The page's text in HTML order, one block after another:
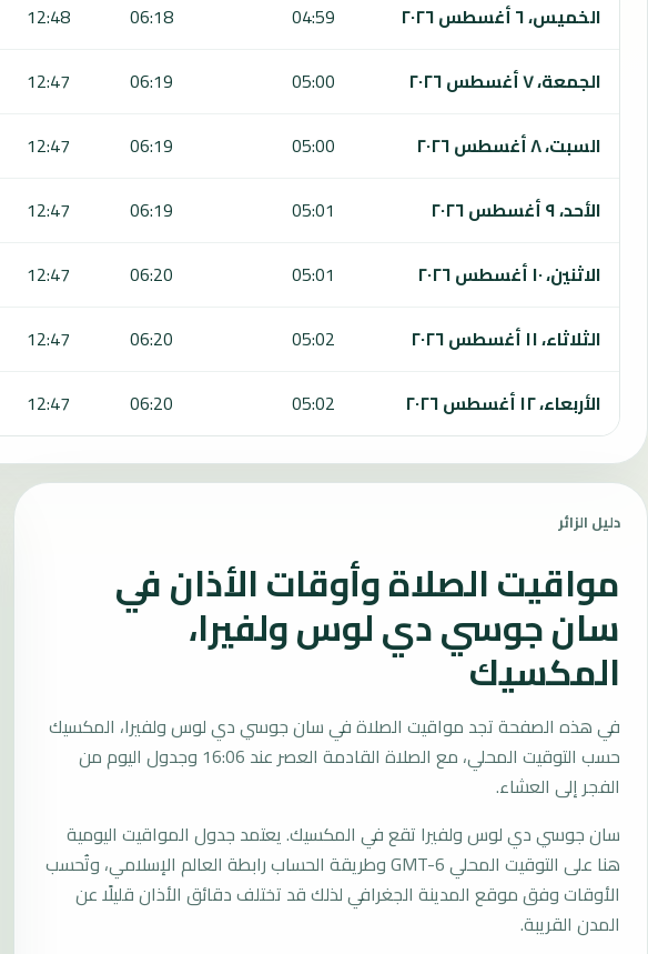
الخميس، ٦ أغسطس ٢٠٢٦ 04:59
06:18
12:48
الجمعة، ٧ أغسطس ٢٠٢٦
05:00
06:19
12:47
السبت، ٨ أغسطس ٢٠٢٦
05:00
06:19
12:47
الأحد، ٩ أغسطس ٢٠٢٦
05:01
06:19
12:47
الاثنين، ١٠ أغسطس ٢٠٢٦
05:01
06:20
12:47
الثلاثاء، ١١ أغسطس ٢٠٢٦
05:02
06:20
12:47
الأربعاء، ١٢ أغسطس ٢٠٢٦
05:02
06:20
12:47
دليل الزائر
مواقيت الصلاة وأوقات الأذان في
سان جوسي دي لوس ولفيرا،
المكسيك
في هذه الصفحة تجد مواقيت الصلاة في سان جوسي دي لوس ولفيرا، المكسيك
حسب التوقيت المحلي، مع الصلاة القادمة العصر عند 16:06 وجدول اليوم من
الفجر إلى العشاء.
سان جوسي دي لوس ولفيرا تقع في المكسيك. يعتمد جدول المواقيت اليومية
هنا على التوقيت المحلي GMT-6 وطريقة الحساب رابطة العالم الإسلامي، وتُحسب
الأوقات وفق موقع المدينة الجغرافي لذلك قد تختلف دقائق الأذان قليلًا عن
المدن القريبة.